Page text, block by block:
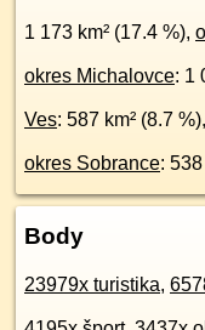
1 173 km² (17.4 %),
okres Michalovce: 1
Ves: 587 km² (8.7 %),
okres Sobrance:
Body
23979x turistika,